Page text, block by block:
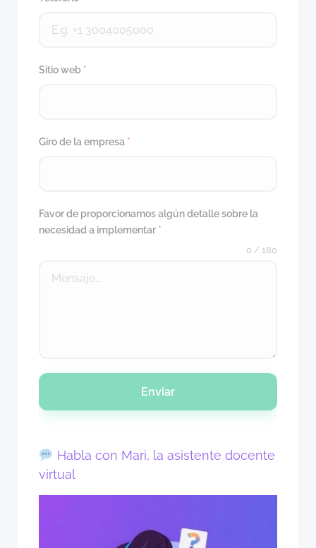
Sitio web *
Giro de la empresa *
Favor de proporcionarnos algún detalle sobre la
necesidad a implementar *
0 / 180
Enviar
Habla con Mari, la asistente docente
virtual